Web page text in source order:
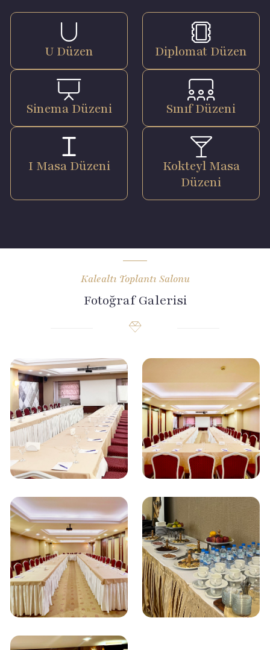
U Düzen Diplomat Düzen
Sinema Düzeni Sınıf Düzeni
I Masa Düzeni
Kokteyl Masa
Düzeni
Kalealtı Toplantı Salonu
Fotoğraf Galerisi